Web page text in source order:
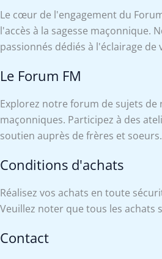
Le cœur de l'engagement du
l'accès à la sagesse maçonnique.
passionnés dédiés à l'éclairage
Le Forum FM
Explorez notre forum de sujets de
maçonniques. Participez à des
soutien auprès de frères et soeurs.
Conditions d'achats
Réalisez vos achats en toute
Veuillez noter que tous les achats
Contact